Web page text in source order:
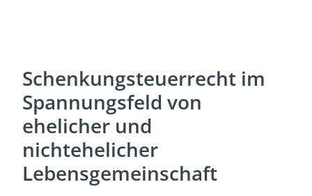
Schenkungsteuerrecht im
Spannungsfeld von
ehelicher und
nichtehelicher
Lebensgemeinschaft